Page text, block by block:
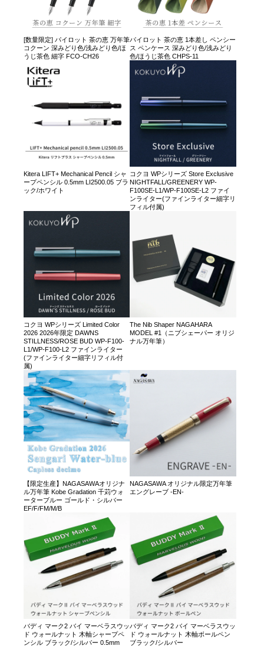
[数量限定] パイロット 茶の恵 万年筆
コクーン 深みどり色/浅みどり色/ほ
うじ茶色 細字 FCO-CH26
パイロット 茶の恵 1本差し ペンシー
ス ペンケース 深みどり色/浅みどり
色/ほうじ茶色 CHPS-11
Kitera LIFT+ Mechanical Pencil シャ
ープペンシル 0.5mm LI2500.05 ブラ
ック/ホワイト
コクヨ WPシリーズ Store Exclusive
NIGHTFALL/GREENERY WP-
F100SE-L1/WP-F100SE-L2 ファイ
ンライター(ファインライター細字リ
フィル付属)
コクヨ WPシリーズ Limited Color
2026 2026年限定 DAWNS
STILLNESS/ROSE BUD WP-F100-
L1/WP-F100-L2 ファインライター
(ファインライター細字リフィル付
属)
The Nib Shaper NAGAHARA
MODEL #1（ニブシェーパー オリジ
ナル万年筆）
【限定生産】NAGASAWAオリジナ
ル万年筆 Kobe Gradation 千苅ウォ
ーターブルー ゴールド・シルバー
EF/F/FM/M/B
NAGASAWA オリジナル限定万年筆
エングレーブ -EN-
バディ マーク2 バイ マーベラスウッ
ド ウォールナット 木軸シャープペ
ンシル ブラック/シルバー 0.5mm
バディ マーク2 バイ マーベラスウッ
ド ウォールナット 木軸ボールペン
ブラック/シルバー